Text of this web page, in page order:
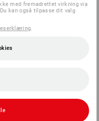
med fremadrettet virkning via
kan også tilpasse dit valg